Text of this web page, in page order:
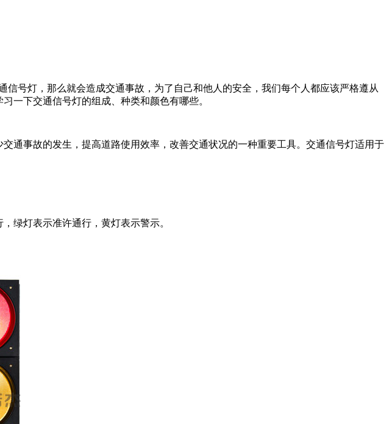
号灯，那么就会造成交通事故，为了自己和他人的安全，我们每个人都应该严格遵从
一下交通信号灯的组成、种类和颜色有哪些。
事故的发生，提高道路使用效率，改善交通状况的一种重要工具。交通信号灯适用于
绿灯表示准许通行，黄灯表示警示。